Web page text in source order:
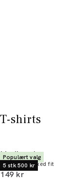
T-shirts
Populært valg
5 stk 500 kr
Lindbergh
T-shirt | Relaxed fit
I alt (inkl. rabat)
149 kr